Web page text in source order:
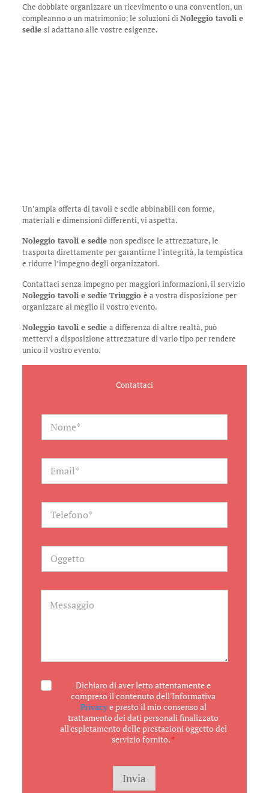
Che dobbiate organizzare un ricevimento o una convention, un
compleanno o un matrimonio; le soluzioni diNoleggio tavoli e
sedie si adattano alle vostre esigenze.
Un’ampia offerta di tavoli e sedie abbinabili con forme,
materiali e dimensioni differenti, vi aspetta.
Noleggio tavoli e sedie non spedisce le attrezzature, le
trasporta direttamente per garantirne l’integrità, la tempistica
e ridurre l’impegno degli organizzatori.
Contattaci senza impegno per maggiori informazioni, il servizio
Noleggio tavoli e sedie Triuggio è a vostra disposizione per
organizzare al meglio il vostro evento.
Noleggio tavoli e sedie a differenza di altre realtà, può
mettervi a disposizione attrezzature di vario tipo per rendere
unico il vostro evento.
Contattaci
N
m
*E
a
lT
l
fO
g
t
n
e
T
e
l
e
n
o
M
M
i
A
c
Dichiaro di aver letto attentamente e
compreso il contenuto dell'Informativa
Privacye presto il mio consenso al
trattamento dei dati personali finalizzato
all'espletamento delle prestazioni oggetto del
servizio fornito.*
Invia